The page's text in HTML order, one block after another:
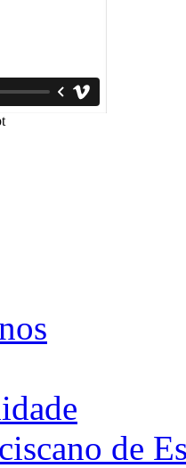
de